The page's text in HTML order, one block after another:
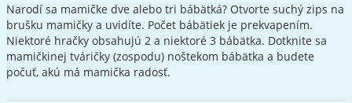
Narodí sa mamičke dve alebo tri bábätká? Otvorte suchý zips na
brušku mamičky a uvidíte. Počet bábätiek je prekvapením.
Niektoré hračky obsahujú 2 a niektoré 3 bábätka. Dotknite sa
mamičkinej tváričky (zospodu) noštekom bábätka a budete
počuť, akú má mamička radosť.